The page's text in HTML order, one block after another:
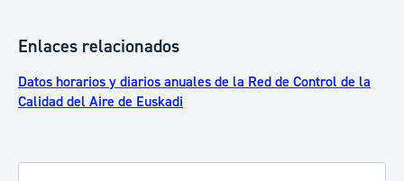
Enlaces relacionados
Datos horarios y diarios anuales de la Red de Control de la
Calidad del Aire de Euskadi